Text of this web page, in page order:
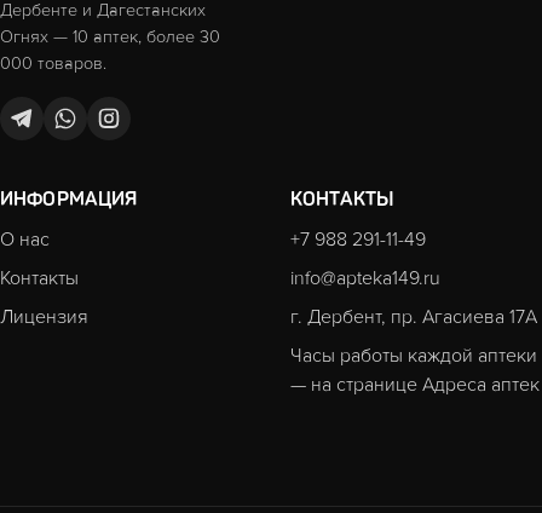
Дербенте и Дагестанских
Огнях — 10 аптек, более 30
000 товаров.
ИНФОРМАЦИЯ
О нас
Контакты
Лицензия
КОНТАКТЫ
+7 988 291-11-49
info@apteka149.ru
г. Дербент, пр. Агасиева 17А
Часы работы каждой аптеки
— на странице Адреса аптек